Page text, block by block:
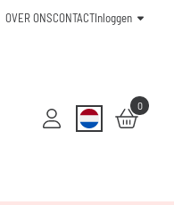
OVER ONSCONTACTInloggen
0